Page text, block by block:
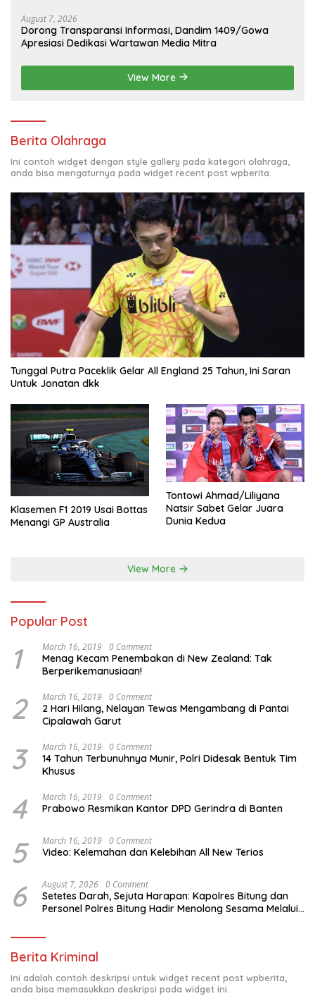
August 7, 2026
Dorong Transparansi Informasi, Dandim 1409/Gowa
Apresiasi Dedikasi Wartawan Media Mitra
View More
Berita Olahraga
Ini contoh widget dengan style gallery pada kategori olahraga,
anda bisa mengaturnya pada widget recent post wpberita.
Tunggal Putra Paceklik Gelar All England 25 Tahun, Ini Saran
Untuk Jonatan dkk
Klasemen F1 2019 Usai Bottas
Menangi GP Australia
Tontowi Ahmad/Liliyana
Natsir Sabet Gelar Juara
Dunia Kedua
View More
Popular Post
1 March 16, 2019 0 Comment
Menag Kecam Penembakan di New Zealand: Tak
Berperikemanusiaan!
2 March 16, 2019 0 Comment
2 Hari Hilang, Nelayan Tewas Mengambang di Pantai
Cipalawah Garut
3 March 16, 2019 0 Comment
14 Tahun Terbunuhnya Munir, Polri Didesak Bentuk Tim
Khusus
4 March 16, 2019 0 Comment
Prabowo Resmikan Kantor DPD Gerindra di Banten
5 March 16, 2019 0 Comment
Video: Kelemahan dan Kelebihan All New Terios
6 August 7, 2026 0 Comment
Setetes Darah, Sejuta Harapan: Kapolres Bitung dan
Personel Polres Bitung Hadir Menolong Sesama Melalui
Berita Kriminal
Ini adalah contoh deskripsi untuk widget recent post wpberita,
anda bisa memasukkan deskripsi pada widget ini.